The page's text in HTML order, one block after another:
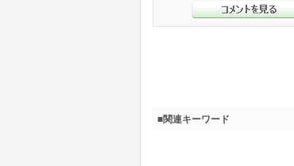
■関連キーワード